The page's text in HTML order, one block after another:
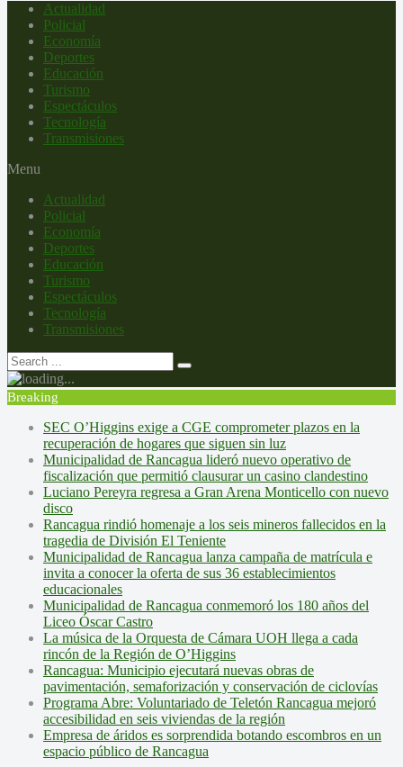
Actualidad
Policial
Economía
Deportes
Educación
Turismo
Espectáculos
Tecnología
Transmisiones
Menu
Actualidad
Policial
Economía
Deportes
Educación
Turismo
Espectáculos
Tecnología
Transmisiones
Breaking
SEC O’Higgins exige a CGE comprometer plazos en la
recuperación de hogares que siguen sin luz
Municipalidad de Rancagua lideró nuevo operativo de
fiscalización que permitió clausurar un casino clandestino
Luciano Pereyra regresa a Gran Arena Monticello con nuevo
disco
Rancagua rindió homenaje a los seis mineros fallecidos en la
tragedia de División El Teniente
Municipalidad de Rancagua lanza campaña de matrícula e
invita a conocer la oferta de sus 36 establecimientos
educacionales
Municipalidad de Rancagua conmemoró los 180 años del
Liceo Óscar Castro
La música de la Orquesta de Cámara UOH llega a cada
rincón de la Región de O’Higgins
Rancagua: Municipio ejecutará nuevas obras de
pavimentación, semaforización y conservación de ciclovías
Programa Abre: Voluntariado de Teletón Rancagua mejoró
accesibilidad en seis viviendas de la región
Empresa de áridos es sorprendida botando escombros en un
espacio público de Rancagua